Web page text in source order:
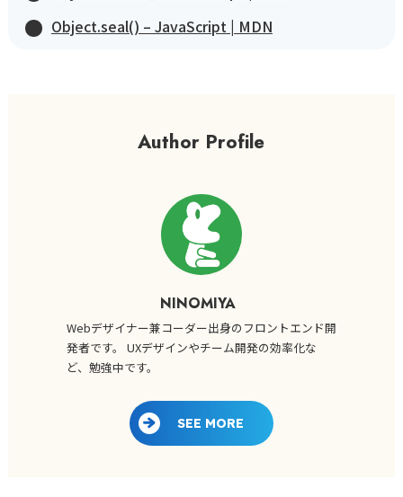
Object.seal() – JavaScript | MDN
Author Profile
NINOMIYA
Webデザイナー兼コーダー出身のフロントエンド開
発者です。 UXデザインやチーム開発の効率化な
ど、勉強中です。
SEE MORE